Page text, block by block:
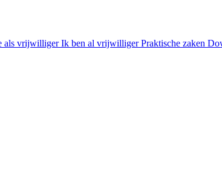
als vrijwilliger Ik ben al vrijwilliger Praktische zaken